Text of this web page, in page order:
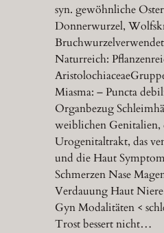
syn. gewöhnliche
Donnerwurzel,
Naturreich:
Miasma: – Puncta
Organbezug
weiblichen Genitalien,
Urogenitaltrakt, das
und die Haut
Schmerzen Nase
Verdauung Haut
Gyn Modalitäten <
Trost bessert nicht…